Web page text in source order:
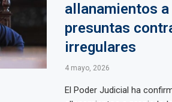
allanamientos
presuntas
irregulares
4 mayo, 2026
El Poder Judicial ha